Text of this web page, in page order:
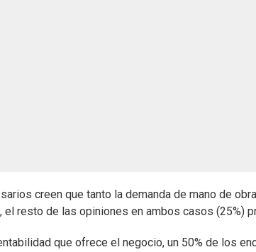
creen que tanto la demanda de mano de
el resto de las opiniones en ambos casos (25%)
que ofrece el negocio, un 50% de los